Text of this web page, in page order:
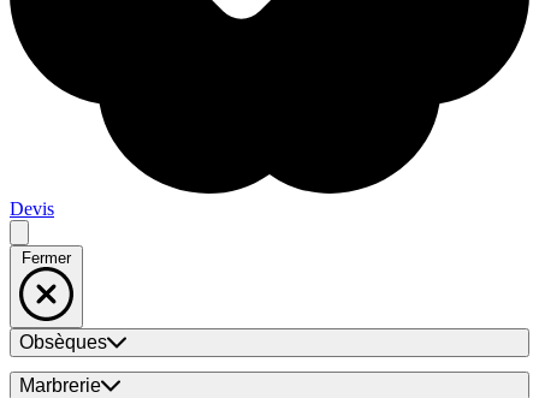
Devis
Fermer
Obsèques
Marbrerie